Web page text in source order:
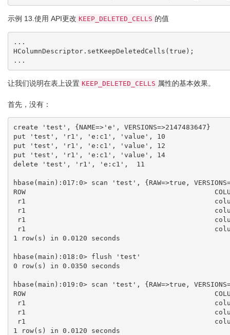
示例 13.使用 API​​更改 KEEP_DELETED_CELLS 的值
...
HColumnDescriptor.setKeepDeletedCells(true);
让我们说明在表上设置 KEEP_DELETED_CELLS 属性的基本效果。
首先，没有：
create 'test', {NAME=>'e', VERSIONS=>2147483647}
put 'test', 'r1', 'e:c1', 'value', 10
put 'test', 'r1', 'e:c1', 'value', 12
put 'test', 'r1', 'e:c1', 'value', 14
delete 'test', 'r1', 'e:c1',  11
hbase(main):017:0> scan 'test', {RAW=>true,
ROW
1 row(s) in 0.0120 seconds
hbase(main):018:0> flush 'test'
0 row(s) in 0.0350 seconds
hbase(main):019:0> scan 'test', {RAW=>true,
ROW
1 row(s) in 0.0120 seconds